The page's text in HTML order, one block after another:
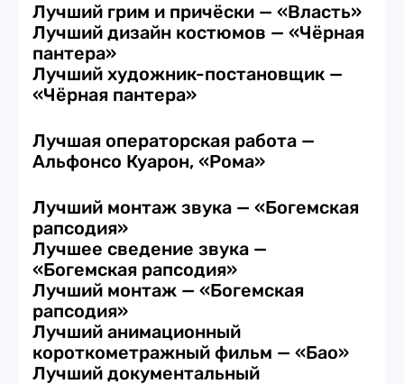
Лучший грим и причёски — «Власть»
Лучший дизайн костюмов — «Чёрная
пантера»
Лучший художник-постановщик —
«Чёрная пантера»
Лучшая операторская работа —
Альфонсо Куарон, «Рома»
Лучший монтаж звука — «Богемская
рапсодия»
Лучшее сведение звука —
«Богемская рапсодия»
Лучший монтаж — «Богемская
рапсодия»
Лучший анимационный
короткометражный фильм — «Бао»
Лучший документальный